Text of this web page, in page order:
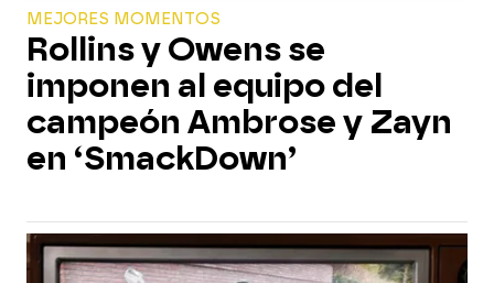
MEJORES MOMENTOS
Rollins y Owens se
imponen al equipo del
campeón Ambrose y Zayn
en ‘SmackDown’